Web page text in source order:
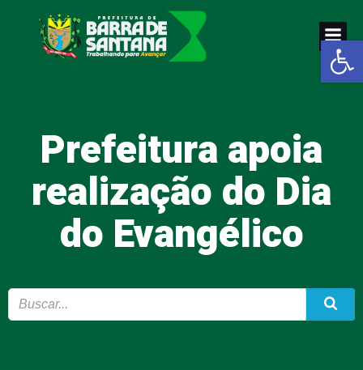
Abrir
Pular
para
o
conteúdo
Prefeitura apoia
realização do Dia
do Evangélico